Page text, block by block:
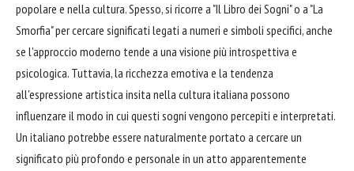
popolare e nella cultura. Spesso, si ricorre a "Il Libro dei Sogni" o a "La
Smorfia" per cercare significati legati a numeri e simboli specifici, anche
se l'approccio moderno tende a una visione più introspettiva e
psicologica. Tuttavia, la ricchezza emotiva e la tendenza
all'espressione artistica insita nella cultura italiana possono
influenzare il modo in cui questi sogni vengono percepiti e interpretati.
Un italiano potrebbe essere naturalmente portato a cercare un
significato più profondo e personale in un atto apparentemente